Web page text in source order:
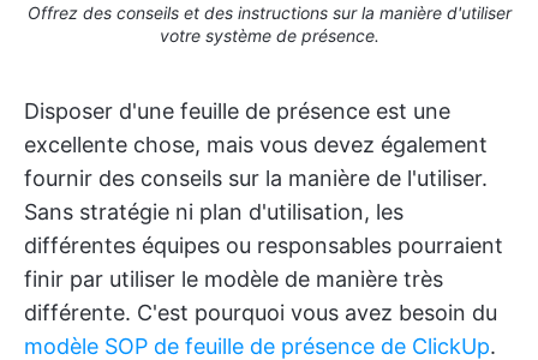
Offrez des conseils et des instructions sur la manière d'utiliser
votre système de présence.
Disposer d'une feuille de présence est une
excellente chose, mais vous devez également
fournir des conseils sur la manière de l'utiliser.
Sans stratégie ni plan d'utilisation, les
différentes équipes ou responsables pourraient
finir par utiliser le modèle de manière très
différente. C'est pourquoi vous avez besoin du
modèle SOP de feuille de présence de ClickUp.